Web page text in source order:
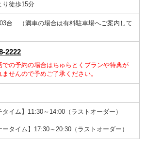
り徒歩15分
台 （満車の場合は有料駐車場へご案内して
2222
の予約の場合はちゅらとくプランや特典が
ませんので予めご了承ください。
タイム】11:30～14:00（ラストオーダー）
ータイム】17:30～20:30（ラストオーダー）